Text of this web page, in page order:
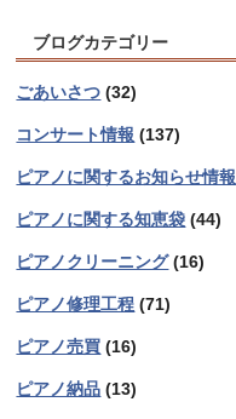
ブログカテゴリー
ごあいさつ (32)
コンサート情報 (137)
ピアノに関するお知らせ情報
ピアノに関する知恵袋 (44)
ピアノクリーニング(16)
ピアノ修理工程 (71)
ピアノ売買 (16)
ピアノ納品 (13)